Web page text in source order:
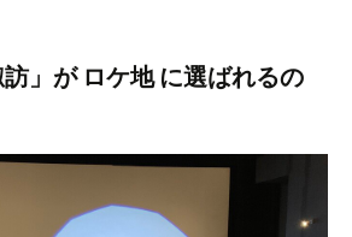
」が ロケ地 に選ばれるの